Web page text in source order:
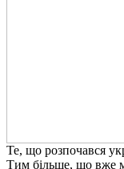
Те, що розпочався
Тим більше, що вже